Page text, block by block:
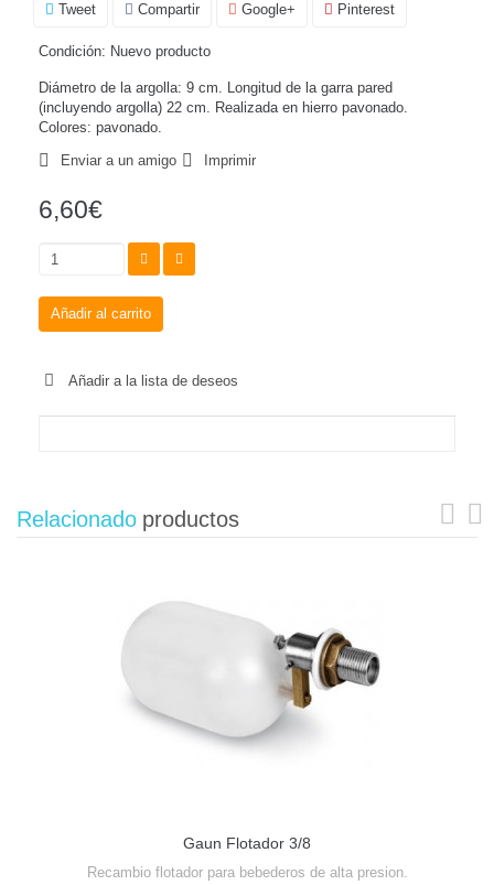
Tweet Compartir Google+ Pinterest
Condición: Nuevo producto
Diámetro de la argolla: 9 cm. Longitud de la garra pared
(incluyendo argolla) 22 cm. Realizada en hierro pavonado.
Colores: pavonado.
Enviar a un amigo
Imprimir
6,60€
Añadir al carrito
Añadir a la lista de deseos
Relacionado productos
Gaun Flotador 3/8
Recambio flotador para bebederos de alta presion.